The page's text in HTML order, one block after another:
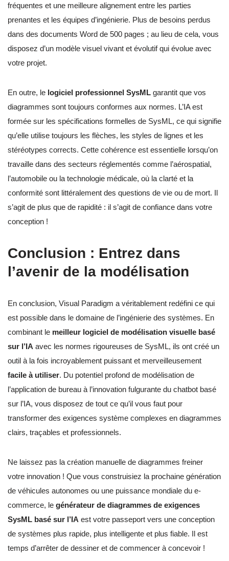
fréquentes et une meilleure alignement entre les parties
prenantes et les équipes d’ingénierie. Plus de besoins perdus
dans des documents Word de 500 pages ; au lieu de cela, vous
disposez d’un modèle visuel vivant et évolutif qui évolue avec
votre projet.
En outre, le logiciel professionnel SysML garantit que vos
diagrammes sont toujours conformes aux normes. L’IA est
formée sur les spécifications formelles de SysML, ce qui signifie
qu’elle utilise toujours les flèches, les styles de lignes et les
stéréotypes corrects. Cette cohérence est essentielle lorsqu’on
travaille dans des secteurs réglementés comme l’aérospatial,
l’automobile ou la technologie médicale, où la clarté et la
conformité sont littéralement des questions de vie ou de mort. Il
s’agit de plus que de rapidité : il s’agit de confiance dans votre
conception !
Conclusion : Entrez dans
l’avenir de la modélisation
En conclusion, Visual Paradigm a véritablement redéfini ce qui
est possible dans le domaine de l’ingénierie des systèmes. En
combinant le meilleur logiciel de modélisation visuelle basé
sur l’IA avec les normes rigoureuses de SysML, ils ont créé un
outil à la fois incroyablement puissant et merveilleusement
facile à utiliser. Du potentiel profond de modélisation de
l’application de bureau à l’innovation fulgurante du chatbot basé
sur l’IA, vous disposez de tout ce qu’il vous faut pour
transformer des exigences système complexes en diagrammes
clairs, traçables et professionnels.
Ne laissez pas la création manuelle de diagrammes freiner
votre innovation ! Que vous construisiez la prochaine génération
de véhicules autonomes ou une puissance mondiale du e-
commerce, le générateur de diagrammes de exigences
SysML basé sur l’IA est votre passeport vers une conception
de systèmes plus rapide, plus intelligente et plus fiable. Il est
temps d’arrêter de dessiner et de commencer à concevoir !